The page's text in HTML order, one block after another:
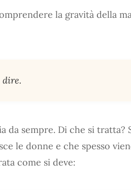
la gravità della
dire.
da sempre. Di che si tratta?
le donne e che spesso
come si deve: